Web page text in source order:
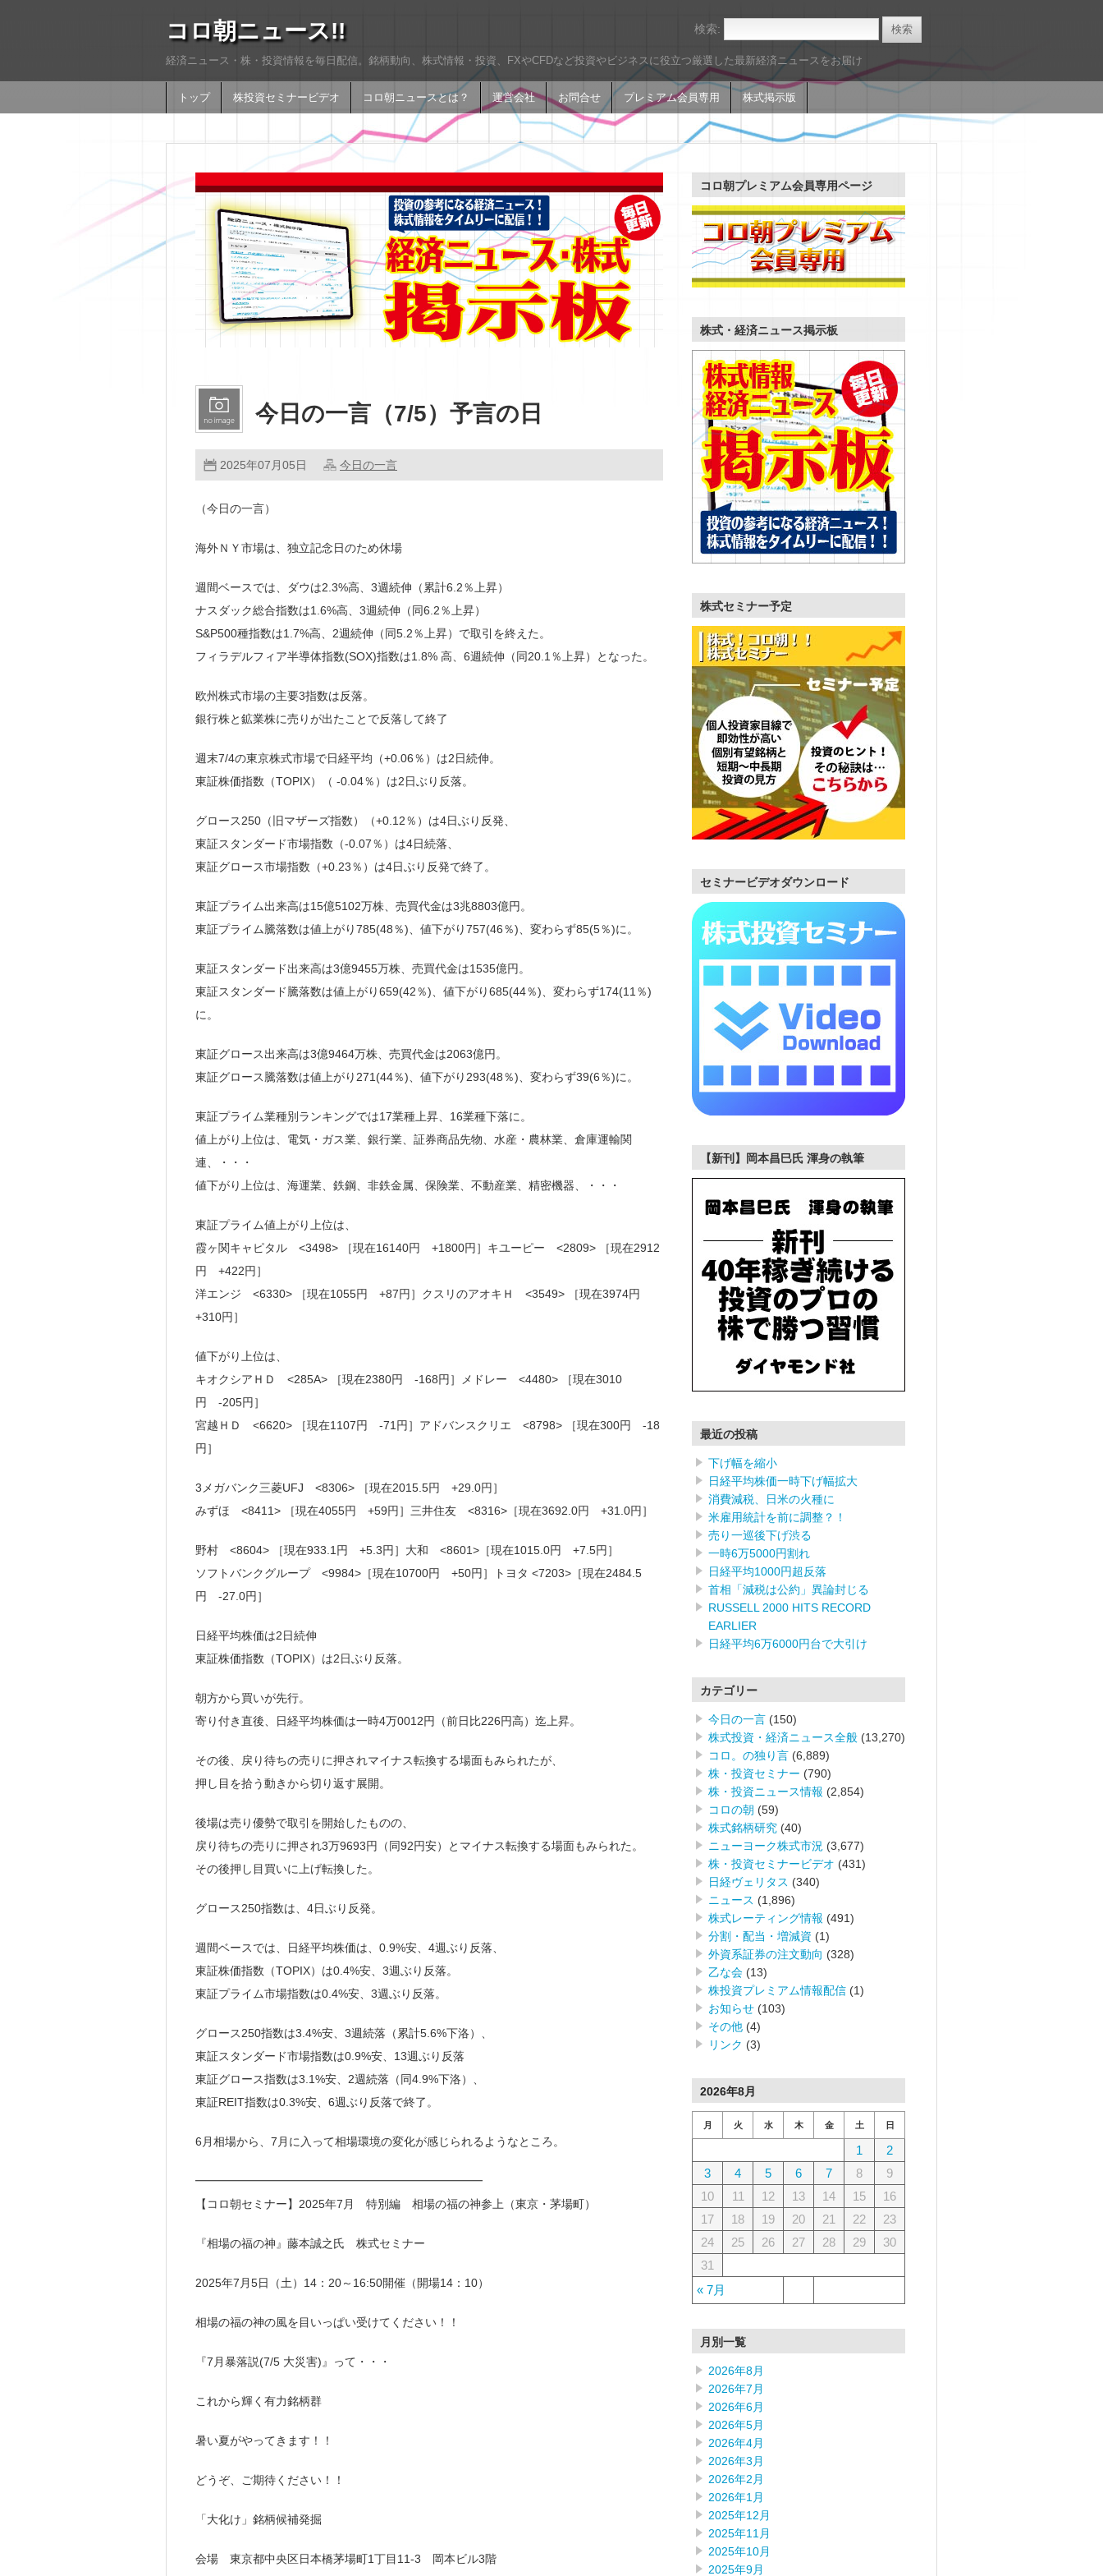
コロ朝ニュース!!
経済ニュース・株・投資情報を毎日配信。銘柄動向、株式情報・投資、FXやCFDなど投資やビジネスに役立つ厳選した最新経済ニュースをお届け
トップ 株投資セミナービデオ コロ朝ニュースとは？ 運営会社 お問合せ プレミアム会員専用 株式掲示版
検索:
今日の一言（7/5）予言の日
2025年07月05日 今日の一言
（今日の一言）
海外ＮＹ市場は、独立記念日のため休場
週間ベースでは、ダウは2.3%高、3週続伸（累計6.2％上昇）
ナスダック総合指数は1.6%高、3週続伸（同6.2％上昇）
S&P500種指数は1.7%高、2週続伸（同5.2％上昇）で取引を終えた。
フィラデルフィア半導体指数(SOX)指数は1.8% 高、6週続伸（同20.1％上昇）となった。
欧州株式市場の主要3指数は反落。
銀行株と鉱業株に売りが出たことで反落して終了
週末7/4の東京株式市場で日経平均（+0.06％）は2日続伸。
東証株価指数（TOPIX）（ -0.04％）は2日ぶり反落。
グロース250（旧マザーズ指数）（+0.12％）は4日ぶり反発、
東証スタンダード市場指数（-0.07％）は4日続落、
東証グロース市場指数（+0.23％）は4日ぶり反発で終了。
東証プライム出来高は15億5102万株、売買代金は3兆8803億円。
東証プライム騰落数は値上がり785(48％)、値下がり757(46％)、変わらず85(5％)に。
東証スタンダード出来高は3億9455万株、売買代金は1535億円。
東証スタンダード騰落数は値上がり659(42％)、値下がり685(44％)、変わらず174(11％)
に。
東証グロース出来高は3億9464万株、売買代金は2063億円。
東証グロース騰落数は値上がり271(44％)、値下がり293(48％)、変わらず39(6％)に。
東証プライム業種別ランキングでは17業種上昇、16業種下落に。
値上がり上位は、電気・ガス業、銀行業、証券商品先物、水産・農林業、倉庫運輸関
連、・・・
値下がり上位は、海運業、鉄鋼、非鉄金属、保険業、不動産業、精密機器、・・・
東証プライム値上がり上位は、
霞ヶ関キャピタル <3498> ［現在16140円 +1800円］キユーピー <2809> ［現在2912
円 +422円］
洋エンジ <6330> ［現在1055円 +87円］クスリのアオキＨ <3549> ［現在3974円
+310円］
値下がり上位は、
キオクシアＨＤ <285A> ［現在2380円 -168円］メドレー <4480> ［現在3010
円 -205円］
宮越ＨＤ <6620> ［現在1107円 -71円］アドバンスクリエ <8798> ［現在300円 -18
円］
3メガバンク三菱UFJ <8306> ［現在2015.5円 +29.0円］
みずほ <8411> ［現在4055円 +59円］三井住友 <8316>［現在3692.0円 +31.0円］
野村 <8604> ［現在933.1円 +5.3円］大和 <8601>［現在1015.0円 +7.5円］
ソフトバンクグループ <9984>［現在10700円 +50円］トヨタ <7203>［現在2484.5
円 -27.0円］
日経平均株価は2日続伸
東証株価指数（TOPIX）は2日ぶり反落。
朝方から買いが先行。
寄り付き直後、日経平均株価は一時4万0012円（前日比226円高）迄上昇。
その後、戻り待ちの売りに押されマイナス転換する場面もみられたが、
押し目を拾う動きから切り返す展開。
後場は売り優勢で取引を開始したものの、
戻り待ちの売りに押され3万9693円（同92円安）とマイナス転換する場面もみられた。
その後押し目買いに上げ転換した。
グロース250指数は、4日ぶり反発。
週間ベースでは、日経平均株価は、0.9%安、4週ぶり反落、
東証株価指数（TOPIX）は0.4%安、3週ぶり反落。
東証プライム市場指数は0.4%安、3週ぶり反落。
グロース250指数は3.4%安、3週続落（累計5.6%下洛）、
東証スタンダード市場指数は0.9%安、13週ぶり反落
東証グロース指数は3.1%安、2週続落（同4.9%下洛）、
東証REIT指数は0.3%安、6週ぶり反落で終了。
6月相場から、7月に入って相場環境の変化が感じられるようなところ。
━━━━━━━━━━━━━━━━━━━━━━━━━
【コロ朝セミナー】2025年7月 特別編 相場の福の神参上（東京・茅場町）
『相場の福の神』藤本誠之氏 株式セミナー
2025年7月5日（土）14：20～16:50開催（開場14：10）
相場の福の神の風を目いっぱい受けてください！！
『7月暴落説(7/5 大災害)』って・・・
これから輝く有力銘柄群
暑い夏がやってきます！！
どうぞ、ご期待ください！！
「大化け」銘柄候補発掘
会場 東京都中央区日本橋茅場町1丁目11-3 岡本ビル3階
コロ朝プレミアム会員専用ページ
株式・経済ニュース掲示板
株式セミナー予定
セミナービデオダウンロード
【新刊】岡本昌巳氏 渾身の執筆
最近の投稿
下げ幅を縮小
日経平均株価一時下げ幅拡大
消費減税、日米の火種に
米雇用統計を前に調整？！
売り一巡後下げ渋る
一時6万5000円割れ
日経平均1000円超反落
首相「減税は公約」異論封じる
RUSSELL 2000 HITS RECORD
EARLIER
日経平均6万6000円台で大引け
カテゴリー
今日の一言 (150)
株式投資・経済ニュース全般 (13,270)
コロ。の独り言 (6,889)
株・投資セミナー (790)
株・投資ニュース情報 (2,854)
コロの朝 (59)
株式銘柄研究 (40)
ニューヨーク株式市況 (3,677)
株・投資セミナービデオ (431)
日経ヴェリタス (340)
ニュース (1,896)
株式レーティング情報 (491)
分割・配当・増減資 (1)
外資系証券の注文動向 (328)
乙な会 (13)
株投資プレミアム情報配信 (1)
お知らせ (103)
その他 (4)
リンク (3)
2026年8月
月 火 水 木 金 土 日
« 7月
1
2
3
4 5 6 7 8
9
10
11 12 13 14 15
16
17
18 19 20 21 22
23
24
25 26 27 28 29
30
31
月別一覧
2026年8月
2026年7月
2026年6月
2026年5月
2026年4月
2026年3月
2026年2月
2026年1月
2025年12月
2025年11月
2025年10月
2025年9月